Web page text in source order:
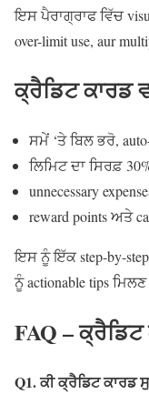
ਇਸ ਪੈਰਾਗ੍ਰਾਫ ਵਿੱਚ
over-limit use, aur
ਕ੍ਰੈਡਿਟ ਕਾਰਡ
ਸਮੇਂ ‘ਤੇ ਬਿਲ ਭਰੋ,
ਲਿਮਿਟ ਦਾ ਸਿਰਫ਼
unnecessary
reward points ਅਤੇ
ਇਸ ਨੂੰ ਇੱਕ step-by-
ਨੂੰ actionable tips
FAQ –
Q1. ਕੀ ਕ੍ਰੈਡਿਟ ਕਾਰਡ